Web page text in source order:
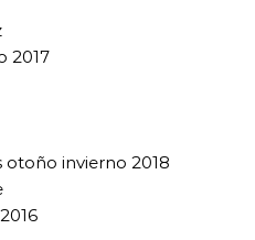
2017
invierno 2018